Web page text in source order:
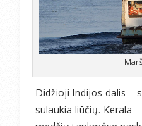
Didžioji Indijos dalis –
sulaukia liūčių. Kerala